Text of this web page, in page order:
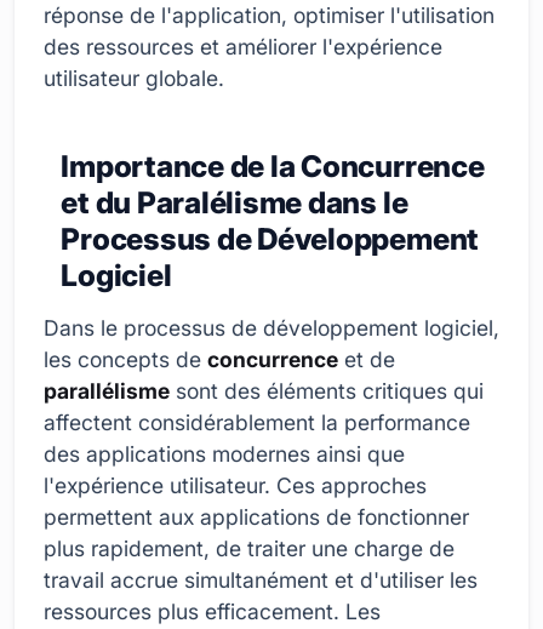
réponse de l'application, optimiser l'utilisation
des ressources et améliorer l'expérience
utilisateur globale.
Importance de la Concurrence
et du Paralélisme dans le
Processus de Développement
Logiciel
Dans le processus de développement logiciel,
les concepts de concurrence et de
parallélisme sont des éléments critiques qui
affectent considérablement la performance
des applications modernes ainsi que
l'expérience utilisateur. Ces approches
permettent aux applications de fonctionner
plus rapidement, de traiter une charge de
travail accrue simultanément et d'utiliser les
ressources plus efficacement. Les